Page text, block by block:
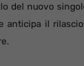
del nuovo
anticipa il